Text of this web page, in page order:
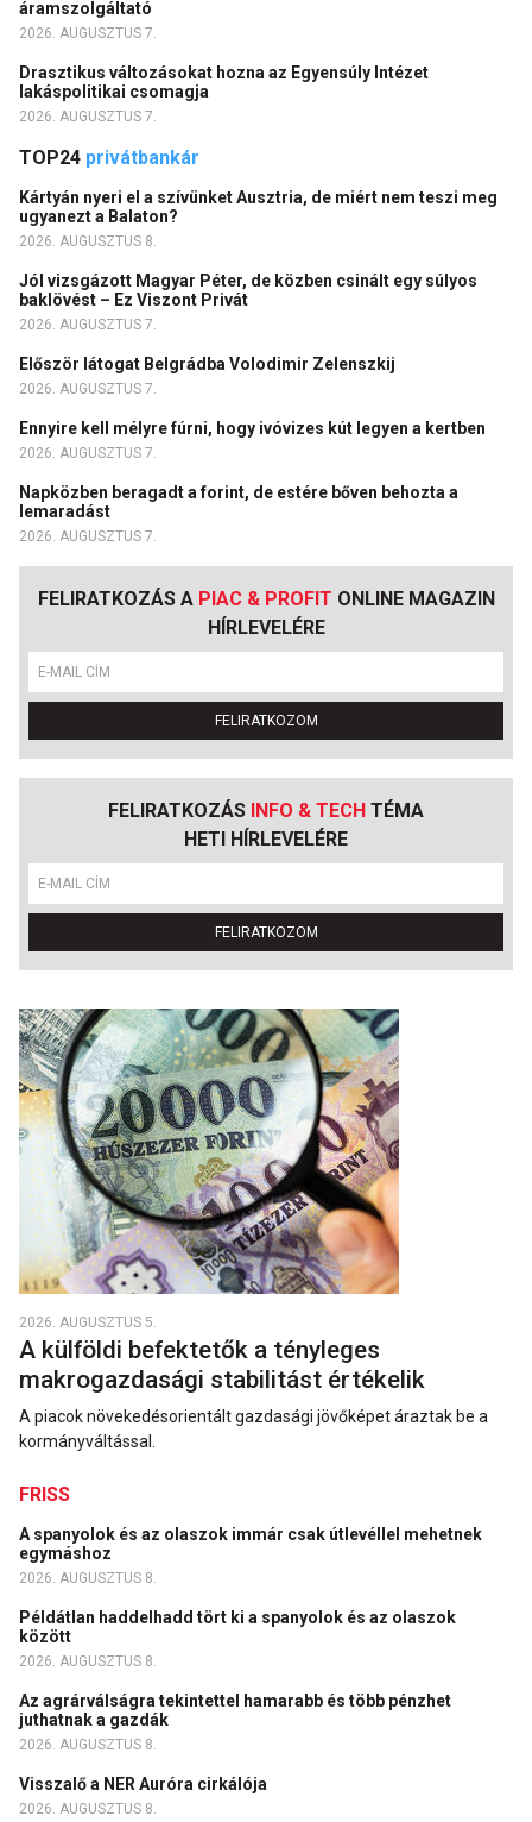
áramszolgáltató
2026. AUGUSZTUS 7.
Drasztikus változásokat hozna az Egyensúly Intézet
lakáspolitikai csomagja
2026. AUGUSZTUS 7.
TOP24 privátbankár
Kártyán nyeri el a szívünket Ausztria, de miért nem teszi meg
ugyanezt a Balaton?
2026. AUGUSZTUS 8.
Jól vizsgázott Magyar Péter, de közben csinált egy súlyos
baklövést – Ez Viszont Privát
2026. AUGUSZTUS 7.
Először látogat Belgrádba Volodimir Zelenszkij
2026. AUGUSZTUS 7.
Ennyire kell mélyre fúrni, hogy ivóvizes kút legyen a kertben
2026. AUGUSZTUS 7.
Napközben beragadt a forint, de estére bőven behozta a
lemaradást
2026. AUGUSZTUS 7.
FELIRATKOZÁS A PIAC & PROFIT ONLINE MAGAZIN
HÍRLEVELÉRE
FELIRATKOZOM
FELIRATKOZÁS INFO & TECH TÉMA
HETI HÍRLEVELÉRE
FELIRATKOZOM
2026. AUGUSZTUS 5.
A külföldi befektetők a tényleges
makrogazdasági stabilitást értékelik
A piacok növekedésorientált gazdasági jövőképet áraztak be a
kormányváltással.
FRISS
A spanyolok és az olaszok immár csak útlevéllel mehetnek
egymáshoz
2026. AUGUSZTUS 8.
Példátlan haddelhadd tört ki a spanyolok és az olaszok
között
2026. AUGUSZTUS 8.
Az agrárválságra tekintettel hamarabb és több pénzhet
juthatnak a gazdák
2026. AUGUSZTUS 8.
Visszalő a NER Auróra cirkálója
2026. AUGUSZTUS 8.